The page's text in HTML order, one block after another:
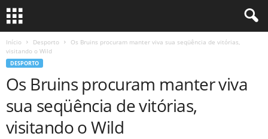
Início Desporto
Os Bruins procuram manter viva sua seqüência de vitórias,
visitando o Wild
DESPORTO
Os Bruins procuram manter viva
sua seqüência de vitórias,
visitando o Wild